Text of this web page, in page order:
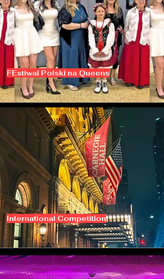
FEstiwal Polski na Queens
International Competition